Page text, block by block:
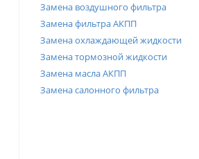
Замена воздушного фильтра
Замена фильтра АКПП
Замена охлаждающей жидкости
Замена тормозной жидкости
Замена масла АКПП
Замена салонного фильтра